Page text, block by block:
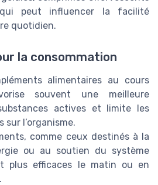
peut influencer la facilité
quotidien.
la consommation
alimentaires au cours
souvent une meilleure
actives et limite les
sur l’organisme.
comme ceux destinés à la
ou au soutien du système
plus efficaces le matin ou en